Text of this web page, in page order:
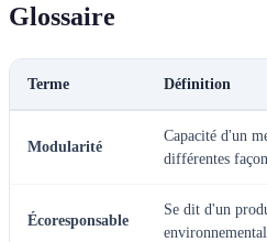
Glossaire
Terme Définition
Modularité
Capacité d'un
différentes
Écoresponsable
Se dit d'un